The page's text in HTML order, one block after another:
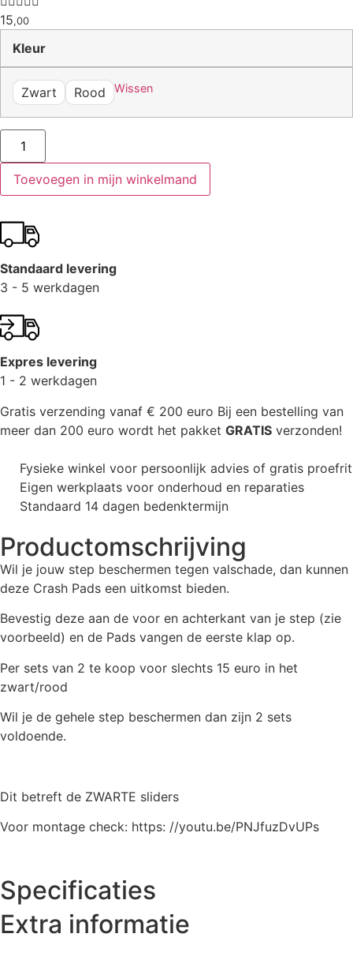
15,00
Kleur
Zwart Rood Wissen
Toevoegen in mijn winkelmand
Standaard levering
3 - 5 werkdagen
Expres levering
1 - 2 werkdagen
Gratis verzending vanaf € 200 euro Bij een bestelling van
meer dan 200 euro wordt het pakket GRATIS verzonden!
Fysieke winkel voor persoonlijk advies of gratis proefrit
Eigen werkplaats voor onderhoud en reparaties
Standaard 14 dagen bedenktermijn
Productomschrijving
Wil je jouw step beschermen tegen valschade, dan kunnen
deze Crash Pads een uitkomst bieden.
Bevestig deze aan de voor en achterkant van je step (zie
voorbeeld) en de Pads vangen de eerste klap op.
Per sets van 2 te koop voor slechts 15 euro in het
zwart/rood
Wil je de gehele step beschermen dan zijn 2 sets
voldoende.
Dit betreft de ZWARTE sliders
Voor montage check: https: //youtu.be/PNJfuzDvUPs
Specificaties
Extra informatie